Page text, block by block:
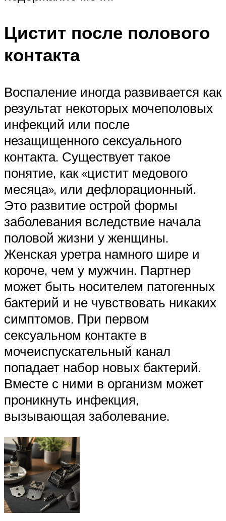
Цистит после полового
контакта
Воспаление иногда развивается как
результат некоторых мочеполовых
инфекций или после
незащищенного сексуального
контакта. Существует такое
понятие, как «цистит медового
месяца», или дефлорационный.
Это развитие острой формы
заболевания вследствие начала
половой жизни у женщины.
Женская уретра намного шире и
короче, чем у мужчин. Партнер
может быть носителем патогенных
бактерий и не чувствовать никаких
симптомов. При первом
сексуальном контакте в
мочеиспускательный канал
попадает набор новых бактерий.
Вместе с ними в организм может
проникнуть инфекция,
вызывающая заболевание.